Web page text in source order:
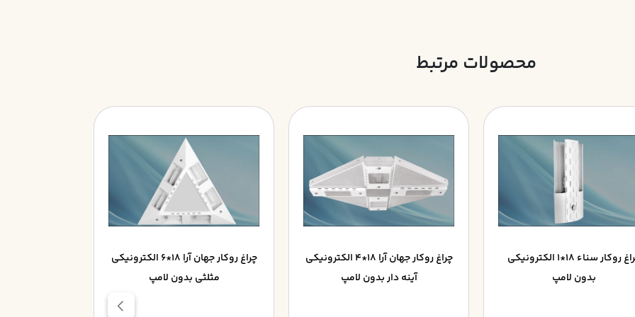
محصولات مرتبط
چراغ روکار سناء 18*1 الکترونيکي
بدون لامپ
چراغ روکار جهان آرا 18*4 الکترونيکي
آينه دار بدون لامپ
چراغ روکار جهان آرا 18*6 الکترونيکي
مثلثي بدون لامپ